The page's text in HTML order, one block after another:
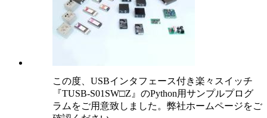
この度、USBインタフェース付き楽々スイッチ
『TUSB-S01SW□Z』のPython用サンプルプログ
ラムをご用意致しました。弊社ホームページをご